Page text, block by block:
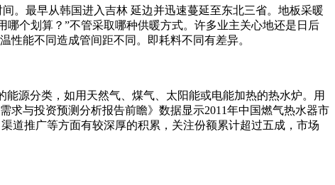
。最早从韩国进入吉林 延边并迅速蔓延至东北三省。地板采暖
哪个划算？”不管采取哪种供暖方式。许多业主关心地还是日后
能不同造成管间距不同。即耗料不同有差异。
源分类，如用天然气、煤气、太阳能或电能加热的热水炉。用
与投资预测分析报告前瞻》数据显示2011年中国燃气热水器市
道推广等方面有较深厚的积累，关注份额累计超过五成，市场